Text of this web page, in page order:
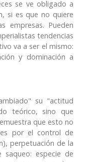
se ve obligado a
si es que no quiere
empresas. Pueden
tendencias
va a ser el mismo:
y dominación a
su "actitud
teórico, sino que
que esto no
por el control de
perpetuación de la
saqueo: especie de